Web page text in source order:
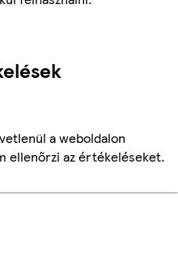
a weboldalon
ellenőrzi az értékeléseket.